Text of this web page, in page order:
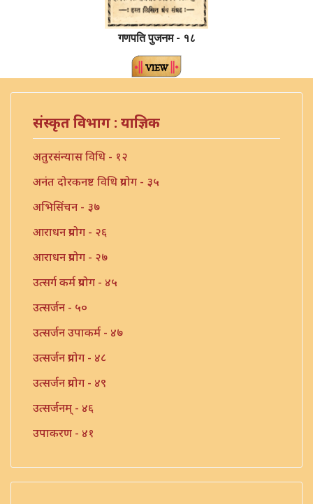
गणपति पुजनम - १८
संस्कृत विभाग : याज्ञिक
अतुरसंन्यास विधि - १२
अनंत दोरकनष्ट विधि प्रयोग - ३५
अभिसिंचन - ३७
आराधन प्रयोग - २६
आराधन प्रयोग - २७
उत्सर्ग कर्म प्रयोग - ४५
उत्सर्जन - ५०
उत्सर्जन उपाकर्म - ४७
उत्सर्जन प्रयोग - ४८
उत्सर्जन प्रयोग - ४९
उत्सर्जनम् - ४६
उपाकरण - ४१
उपाकर्म - ४३